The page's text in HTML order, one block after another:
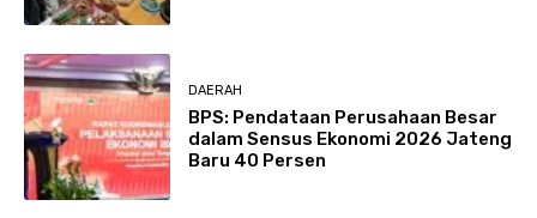
DAERAH
BPS: Pendataan Perusahaan Besar
dalam Sensus Ekonomi 2026 Jateng
Baru 40 Persen